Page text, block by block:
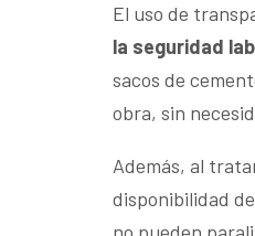
El uso de
la seguridad
sacos de
obra, sin
Además, al
disponibilidad